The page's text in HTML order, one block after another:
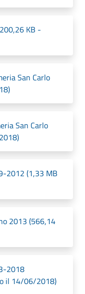
KB -
San Carlo
San Carlo
2012 (1,33 MB
2013 (566,14
2018
il 14/06/2018)